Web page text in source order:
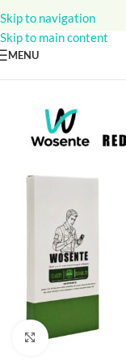
Skip to navigation
Skip to main content
MENU
Click to enlarge